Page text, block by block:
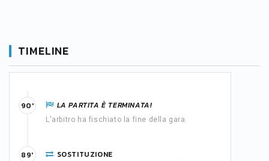
TIMELINE
LA PARTITA È TERMINATA!
L'arbitro ha fischiato la fine della gara.
90'
SOSTITUZIONE
89'